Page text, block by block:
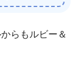
らもルビー＆